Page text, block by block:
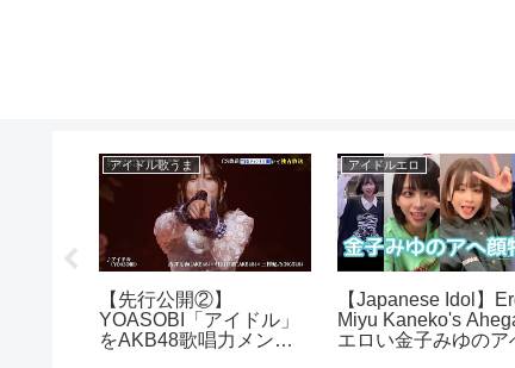
アイドル歌うま
【先行公開②】
YOASOBI「アイドル」
をAKB48歌唱力メンバ
アイドルエロ
【Japanese Idol】
Miyu Kaneko's
エロい金子みゆのア